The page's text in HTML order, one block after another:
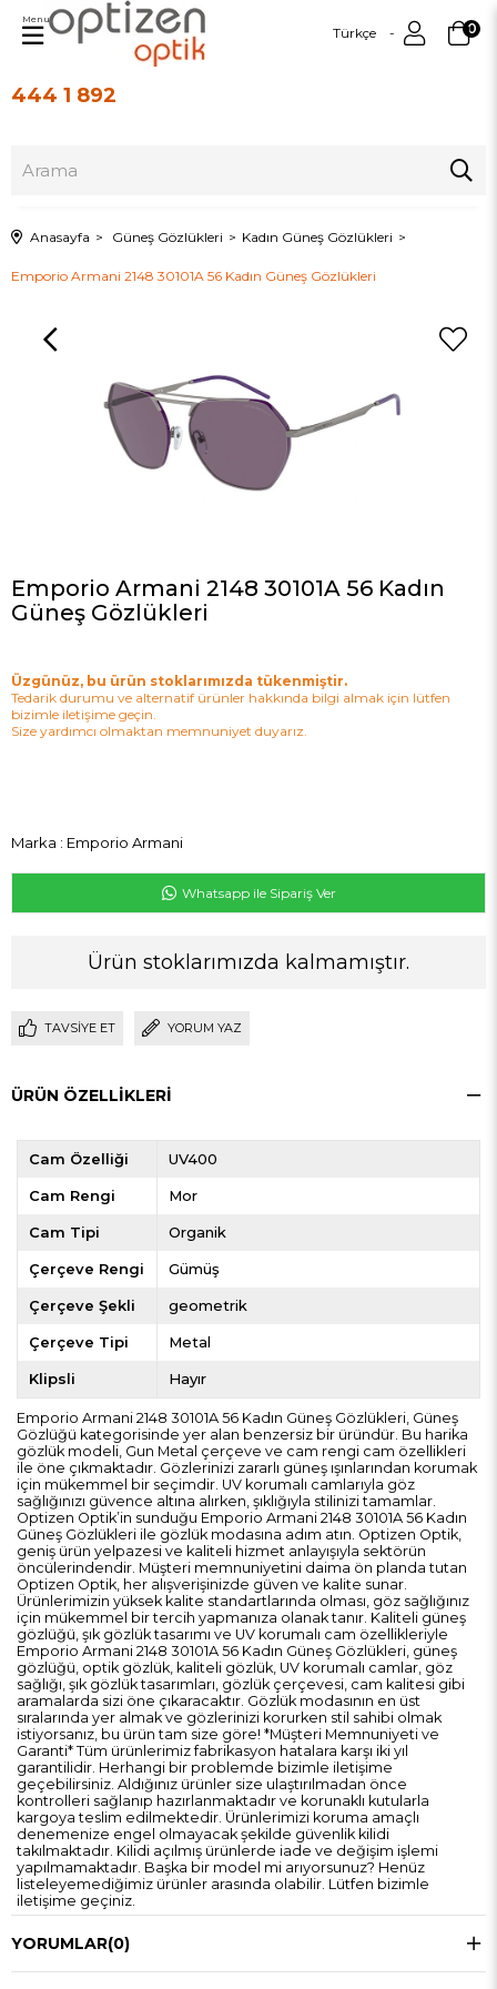
444 1 892
Türkçe 0
Menu
Anasayfa Güneş Gözlükleri Kadın Güneş Gözlükleri
Emporio Armani 2148 30101A 56 Kadın Güneş Gözlükleri
Emporio Armani 2148 30101A 56 Kadın
Güneş Gözlükleri
Üzgünüz, bu ürün stoklarımızda tükenmiştir.
Tedarik durumu ve alternatif ürünler hakkında bilgi almak için lütfen
bizimle iletişime geçin.
Size yardımcı olmaktan memnuniyet duyarız.
Marka : Emporio Armani
Whatsapp ile Sipariş Ver
Ürün stoklarımızda kalmamıştır.
TAVSIYE ET YORUM YAZ
ÜRÜN ÖZELLIKLERI
Cam Özelliği UV400
Cam Rengi Mor
Cam Tipi Organik
Çerçeve Rengi Gümüş
Çerçeve Şekli geometrik
Çerçeve Tipi Metal
Klipsli Hayır
Emporio Armani 2148 30101A 56 Kadın Güneş Gözlükleri, Güneş
Gözlüğü kategorisinde yer alan benzersiz bir üründür. Bu harika
gözlük modeli, Gun Metal çerçeve ve cam rengi cam özellikleri
ile öne çıkmaktadır. Gözlerinizi zararlı güneş ışınlarından korumak
için mükemmel bir seçimdir. UV korumalı camlarıyla göz
sağlığınızı güvence altına alırken, şıklığıyla stilinizi tamamlar.
Optizen Optik’in sunduğu Emporio Armani 2148 30101A 56 Kadın
Güneş Gözlükleri ile gözlük modasına adım atın. Optizen Optik,
geniş ürün yelpazesi ve kaliteli hizmet anlayışıyla sektörün
öncülerindendir. Müşteri memnuniyetini daima ön planda tutan
Optizen Optik, her alışverişinizde güven ve kalite sunar.
Ürünlerimizin yüksek kalite standartlarında olması, göz sağlığınız
için mükemmel bir tercih yapmanıza olanak tanır. Kaliteli güneş
gözlüğü, şık gözlük tasarımı ve UV korumalı cam özellikleriyle
Emporio Armani 2148 30101A 56 Kadın Güneş Gözlükleri, güneş
gözlüğü, optik gözlük, kaliteli gözlük, UV korumalı camlar, göz
sağlığı, şık gözlük tasarımları, gözlük çerçevesi, cam kalitesi gibi
aramalarda sizi öne çıkaracaktır. Gözlük modasının en üst
sıralarında yer almak ve gözlerinizi korurken stil sahibi olmak
istiyorsanız, bu ürün tam size göre! *Müşteri Memnuniyeti ve
Garanti* Tüm ürünlerimiz fabrikasyon hatalara karşı iki yıl
garantilidir. Herhangi bir problemde bizimle iletişime
geçebilirsiniz. Aldığınız ürünler size ulaştırılmadan önce
kontrolleri sağlanıp hazırlanmaktadır ve korunaklı kutularla
kargoya teslim edilmektedir. Ürünlerimizi koruma amaçlı
denemenize engel olmayacak şekilde güvenlik kilidi
takılmaktadır. Kilidi açılmış ürünlerde iade ve değişim işlemi
yapılmamaktadır. Başka bir model mi arıyorsunuz? Henüz
listeleyemediğimiz ürünler arasında olabilir. Lütfen bizimle
iletişime geçiniz.
YORUMLAR(0)